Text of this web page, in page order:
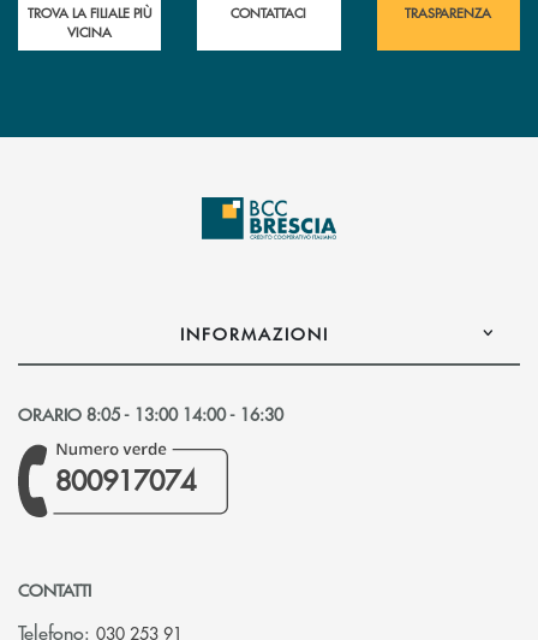
TROVA LA FILIALE PIÙ
VICINA
CONTATTACI TRASPARENZA
INFORMAZIONI
ORARIO 8:05 - 13:00 14:00 - 16:30
800917074
CONTATTI
Telefono: 030 253 91